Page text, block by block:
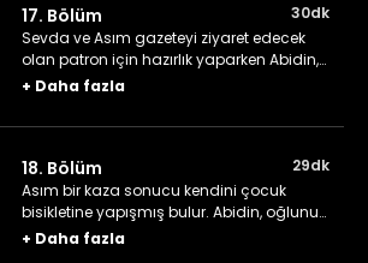
17. Bölüm
30dk
Sevda ve Asım gazeteyi ziyaret edecek
olan patron için hazırlık yaparken Abidin,
işten ve paradan başka hiçbir şey
okuruna yardım eder.
+ Daha fazla
18. Bölüm
29dk
Asım bir kaza sonucu kendini çocuk
bisikletine yapışmış bulur. Abidin, oğlunun
şiddet eğiliminden dertli olan bir
+ Daha fazla